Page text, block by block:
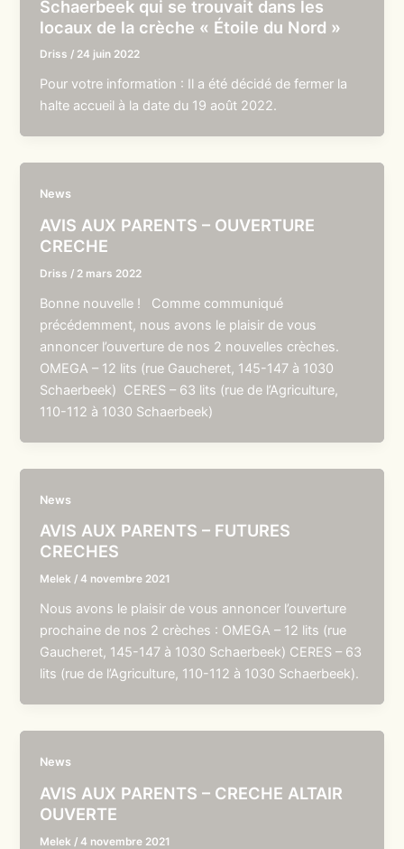
Schaerbeek qui se trouvait dans les
locaux de la crèche « Étoile du Nord »
Driss / 24 juin 2022
Pour votre information : Il a été décidé de fermer la
halte accueil à la date du 19 août 2022.
News
AVIS AUX PARENTS – OUVERTURE
CRECHE
Driss / 2 mars 2022
Bonne nouvelle ! Comme communiqué
précédemment, nous avons le plaisir de vous
annoncer l’ouverture de nos 2 nouvelles crèches.
OMEGA – 12 lits (rue Gaucheret, 145-147 à 1030
Schaerbeek) CERES – 63 lits (rue de l’Agriculture,
110-112 à 1030 Schaerbeek)
News
AVIS AUX PARENTS – FUTURES
CRECHES
Melek /4 novembre 2021
Nous avons le plaisir de vous annoncer l’ouverture
prochaine de nos 2 crèches : OMEGA – 12 lits (rue
Gaucheret, 145-147 à 1030 Schaerbeek) CERES – 63
lits (rue de l’Agriculture, 110-112 à 1030 Schaerbeek).
News
AVIS AUX PARENTS – CRECHE ALTAIR
OUVERTE
Melek /4 novembre 2021